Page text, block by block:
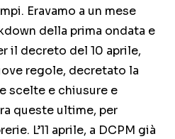
Eravamo a un mese
della prima ondata e
il decreto del 10 aprile,
regole, decretato la
scelte e chiusure e
queste ultime, per
L’11 aprile, a DCPM già